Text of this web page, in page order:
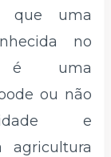
que uma
no
é uma
ou não
e
agricultura